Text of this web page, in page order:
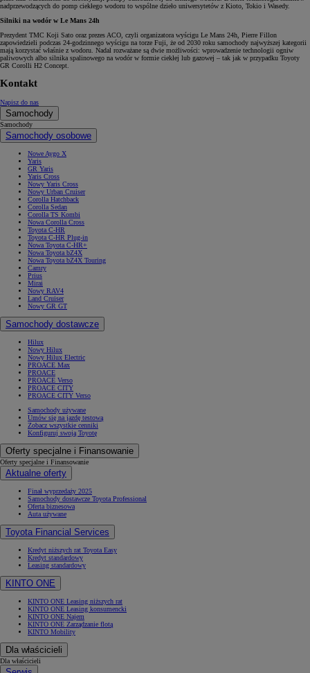
nadprzewodzących do pomp ciekłego wodoru to wspólne dzieło uniwersytetów z Kioto, Tokio i Wasedy.
Silniki na wodór w Le Mans 24h
Prezydent TMC Koji Sato oraz prezes ACO, czyli organizatora wyścigu Le Mans 24h, Pierre Fillon
zapowiedzieli podczas 24-godzinnego wyścigu na torze Fuji, że od 2030 roku samochody najwyższej kategorii
mają korzystać właśnie z wodoru. Nadal rozważane są dwie możliwości: wprowadzenie technologii ogniw
paliwowych albo silnika spalinowego na wodór w formie ciekłej lub gazowej – tak jak w przypadku Toyoty
GR Corolli H2 Concept.
Kontakt
Napisz do nas
Samochody
Samochody
Samochody osobowe
Nowe Aygo X
Yaris
GR Yaris
Yaris Cross
Nowy Yaris Cross
Nowy Urban Cruiser
Corolla Hatchback
Corolla Sedan
Corolla TS Kombi
Nowa Corolla Cross
Toyota C-HR
Toyota C-HR Plug-in
Nowa Toyota C-HR+
Nowa Toyota bZ4X
Nowa Toyota bZ4X Touring
Camry
Prius
Mirai
Nowy RAV4
Land Cruiser
Nowy GR GT
Samochody dostawcze
Hilux
Nowy Hilux
Nowy Hilux Electric
PROACE Max
PROACE
PROACE Verso
PROACE CITY
PROACE CITY Verso
Samochody używane
Umów się na jazdę testową
Zobacz wszystkie cenniki
Konfiguruj swoją Toyotę
Oferty specjalne i Finansowanie
Oferty specjalne i Finansowanie
Aktualne oferty
Finał wyprzedaży 2025
Samochody dostawcze Toyota Professional
Oferta biznesowa
Auta używane
Toyota Financial Services
Kredyt niższych rat Toyota Easy
Kredyt standardowy
Leasing standardowy
KINTO ONE
KINTO ONE Leasing niższych rat
KINTO ONE Leasing konsumencki
KINTO ONE Najem
KINTO ONE Zarządzanie flotą
KINTO Mobility
Dla właścicieli
Dla właścicieli